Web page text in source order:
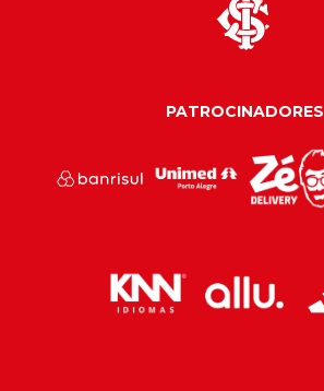
PATROCINADORES